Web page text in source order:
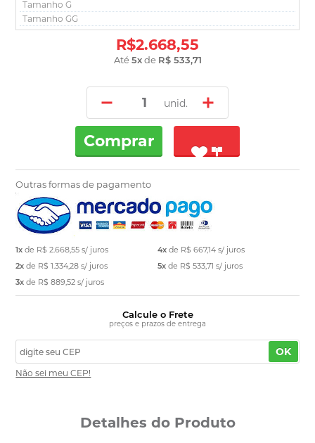
R$2.668,55
Até5xde R$ 533,71
unid.
Comprar
Outras formas de pagamento
1xde R$ 2.668,55s/ juros
2xde R$ 1.334,28s/ juros
3xde R$ 889,52s/ juros
4x de R$ 667,14 s/ juros
5x de R$ 533,71 s/ juros
Calcule o Frete
preços e prazos de entrega
OK
Não sei meu CEP!
Detalhes do Produto